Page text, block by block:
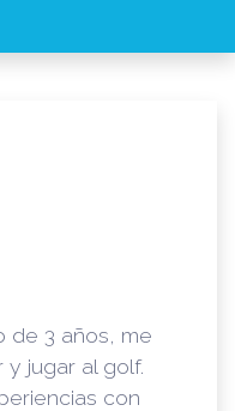
de 3 años, me
y jugar al golf.
con